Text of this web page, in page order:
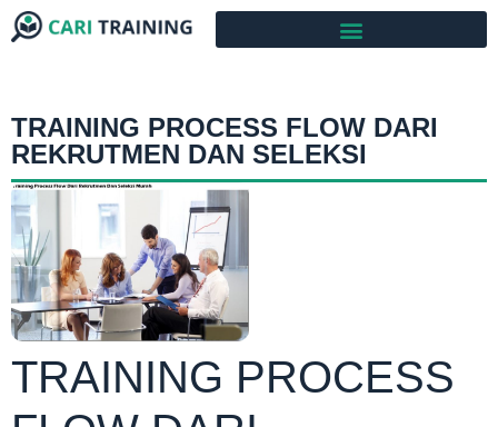
TRAINING PROCESS FLOW DARI
REKRUTMEN DAN SELEKSI
TRAINING PROCESS